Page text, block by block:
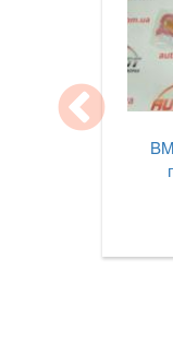
X3 II F25
X3 III G01
X3M III F97